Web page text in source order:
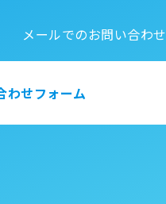
メールでのお問い合わせ
わせフォーム